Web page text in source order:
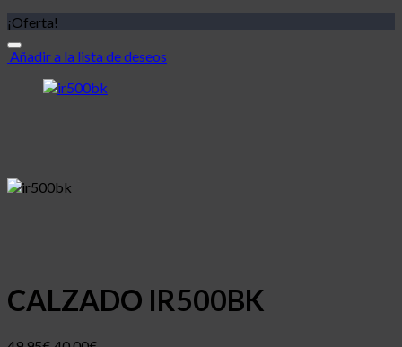
¡Oferta!
Añadir a la lista de deseos
CALZADO IR500BK